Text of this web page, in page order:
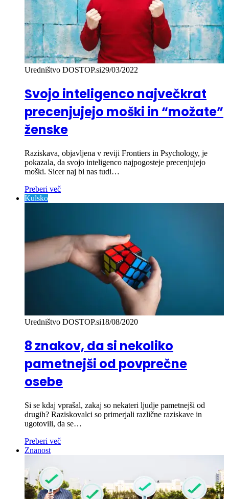
Uredništvo DOSTOP.si29/03/2022
Svojo inteligenco največkrat
precenjujejo moški in “možate”
ženske
Raziskava, objavljena v reviji Frontiers in Psychology, je
pokazala, da svojo inteligenco najpogosteje precenjujejo
moški. Sicer naj bi nas tudi…
Preberi več
Kulsko
Uredništvo DOSTOP.si18/08/2020
8 znakov, da si nekoliko
pametnejši od povprečne
osebe
Si se kdaj vprašal, zakaj so nekateri ljudje pametnejši od
drugih? Raziskovalci so primerjali različne raziskave in
ugotovili, da se…
Preberi več
Znanost